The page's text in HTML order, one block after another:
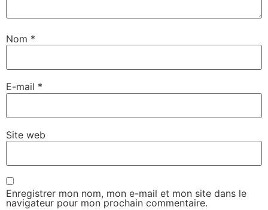
Nom *
E-mail *
Site web
Enregistrer mon nom, mon e-mail et mon site dans le
navigateur pour mon prochain commentaire.